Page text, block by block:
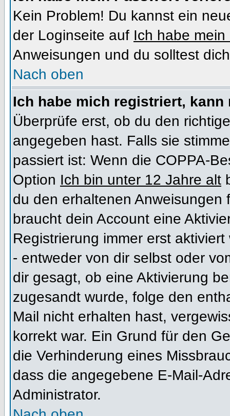
Kein Problem! Du kannst ein
der Loginseite auf Ich habe
Anweisungen und du solltest
Nach oben
Ich habe mich registriert,
Überprüfe erst, ob du den
angegeben hast. Falls sie
passiert ist: Wenn die COPPA-
Option Ich bin unter 12 Jahre alt
du den erhaltenen
braucht dein Account eine
Registrierung immer erst
- entweder von dir selbst oder
dir gesagt, ob eine Aktivierung
zugesandt wurde, folge den
Mail nicht erhalten hast,
korrekt war. Ein Grund für den
die Verhinderung eines
dass die angegebene E-Mail-
Administrator.